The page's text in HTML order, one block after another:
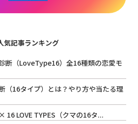
気記事ランキング
断（LoveType16）全16種類の恋愛モ
（16タイプ）とは？やり方や当たる理
16 LOVE TYPES（クマの16タ...